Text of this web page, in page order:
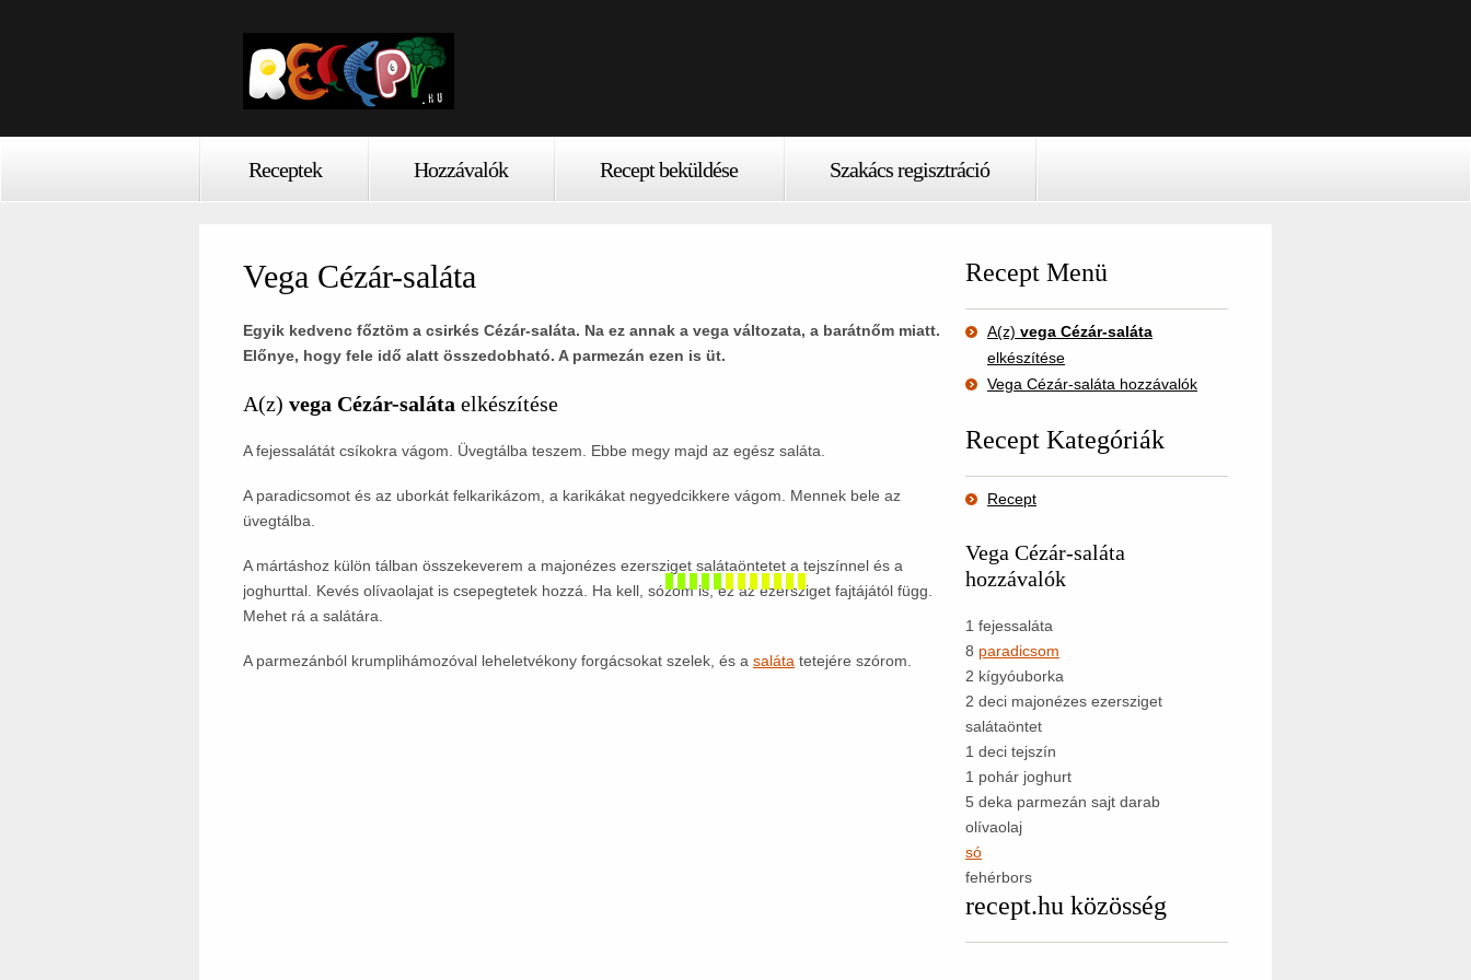
Receptek Hozzávalók Recept beküldése Szakács regisztráció
Vega Cézár-saláta
Egyik kedvenc főztöm a csirkés Cézár-saláta. Na ez annak a vega változata, a barátnőm miatt.
Előnye, hogy fele idő alatt összedobható. A parmezán ezen is üt.
A(z) vega Cézár-saláta elkészítése
A fejessalátát csíkokra vágom. Üvegtálba teszem. Ebbe megy majd az egész saláta.
A paradicsomot és az uborkát felkarikázom, a karikákat negyedcikkere vágom. Mennek bele az
üvegtálba.
A mártáshoz külön tálban összekeverem a majonézes ezersziget salátaöntetet a tejszínnel és a
joghurttal. Kevés olívaolajat is csepegtetek hozzá. Ha kell, sózom is, ez az ezersziget fajtájától függ.
Mehet rá a salátára.
A parmezánból krumplihámozóval leheletvékony forgácsokat szelek, és a saláta tetejére szórom.
Recept Menü
A(z) vega Cézár-saláta
elkészítése
Vega Cézár-saláta hozzávalók
Recept Kategóriák
Recept
Vega Cézár-saláta
hozzávalók
1 fejessaláta
8 paradicsom
2 kígyóuborka
2 deci majonézes ezersziget
salátaöntet
1 deci tejszín
1 pohár joghurt
5 deka parmezán sajt darab
olívaolaj
só
fehérbors
recept.hu közösség